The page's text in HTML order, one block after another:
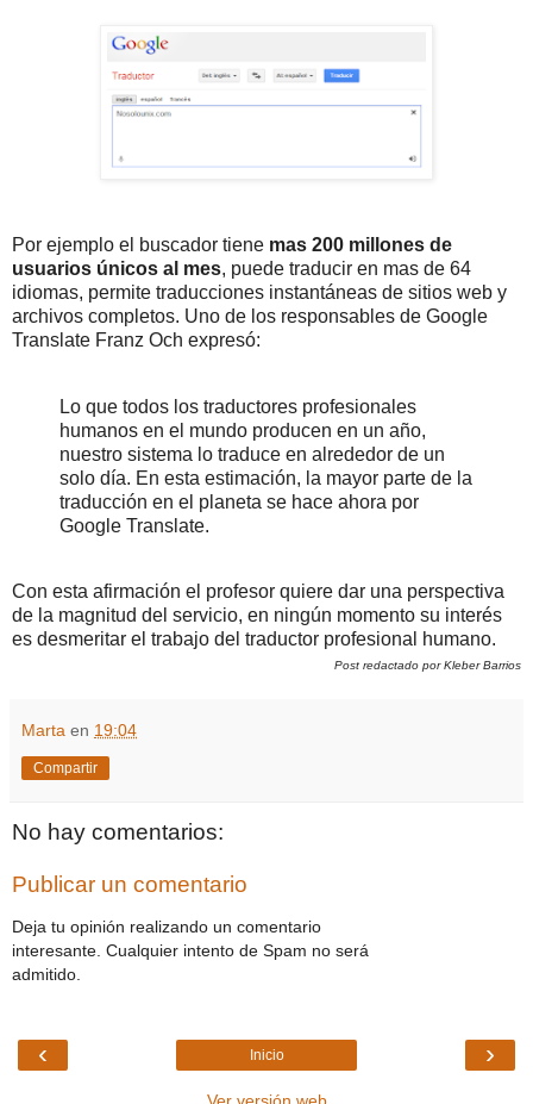
Por ejemplo el buscador tiene mas 200 millones de
usuarios únicos al mes, puede traducir en mas de 64
idiomas, permite traducciones instantáneas de sitios web y
archivos completos. Uno de los responsables de Google
Translate Franz Och expresó:
Lo que todos los traductores profesionales
humanos en el mundo producen en un año,
nuestro sistema lo traduce en alrededor de un
solo día. En esta estimación, la mayor parte de la
traducción en el planeta se hace ahora por
Google Translate.
Con esta afirmación el profesor quiere dar una perspectiva
de la magnitud del servicio, en ningún momento su interés
es desmeritar el trabajo del traductor profesional humano.
Post redactado por Kleber Barrios
Marta en 19:04
Compartir
No hay comentarios:
Publicar un comentario
Deja tu opinión realizando un comentario
interesante. Cualquier intento de Spam no será
admitido.
‹ ›
Inicio